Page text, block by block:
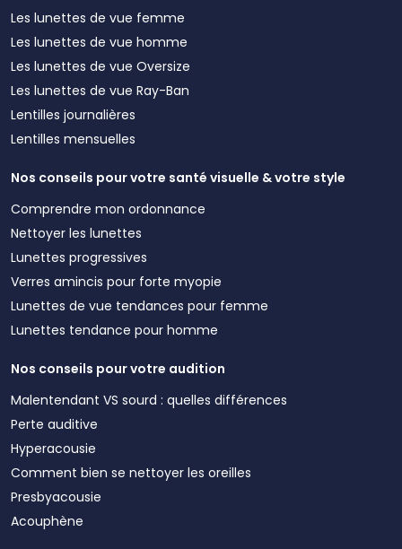
Les lunettes de vue femme
Les lunettes de vue homme
Les lunettes de vue Oversize
Les lunettes de vue Ray-Ban
Lentilles journalières
Lentilles mensuelles
Nos conseils pour votre santé visuelle & votre style
Comprendre mon ordonnance
Nettoyer les lunettes
Lunettes progressives
Verres amincis pour forte myopie
Lunettes de vue tendances pour femme
Lunettes tendance pour homme
Nos conseils pour votre audition
Malentendant VS sourd : quelles différences
Perte auditive
Hyperacousie
Comment bien se nettoyer les oreilles
Presbyacousie
Acouphène